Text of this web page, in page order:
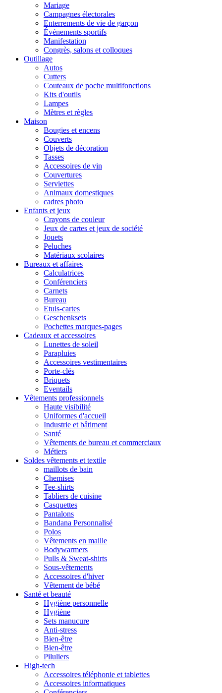
Mariage
Campagnes électorales
Enterrements de vie de garçon
Événements sportifs
Manifestation
Congrès, salons et colloques
Outillage
Autos
Cutters
Couteaux de poche multifonctions
Kits d'outils
Lampes
Mètres et règles
Maison
Bougies et encens
Couverts
Objets de décoration
Tasses
Accessoires de vin
Couvertures
Serviettes
Animaux domestiques
cadres photo
Enfants et jeux
Crayons de couleur
Jeux de cartes et jeux de société
Jouets
Peluches
Matériaux scolaires
Bureaux et affaires
Calculatrices
Conférenciers
Carnets
Bureau
Etuis-cartes
Geschenksets
Pochettes marques-pages
Cadeaux et accessoires
Lunettes de soleil
Parapluies
Accessoires vestimentaires
Porte-clés
Briquets
Eventails
Vêtements professionnels
Haute visibilité
Uniformes d'accueil
Industrie et bâtiment
Santé
Vêtements de bureau et commerciaux
Métiers
Soldes vêtements et textile
maillots de bain
Chemises
Tee-shirts
Tabliers de cuisine
Casquettes
Pantalons
Bandana Personnalisé
Polos
Vêtements en maille
Bodywarmers
Pulls & Sweat-shirts
Sous-vêtements
Accessoires d'hiver
Vêtement de bébé
Santé et beauté
Hygiène personnelle
Hygiène
Sets manucure
Anti-stress
Bien-être
Bien-être
Piluliers
High-tech
Accessoires téléphonie et tablettes
Accessoires informatiques